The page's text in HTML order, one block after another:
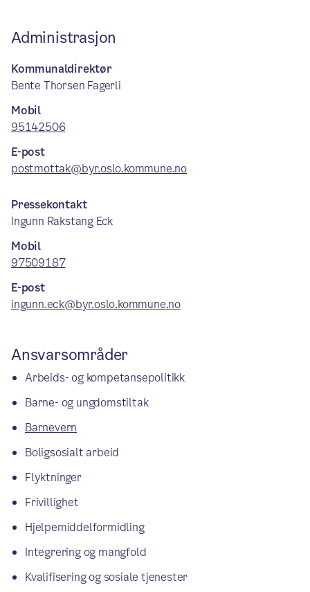
Administrasjon
Kommunaldirektør
Bente Thorsen Fagerli
Mobil
95142506
E-post
postmottak@byr.oslo.kommune.no
Pressekontakt
Ingunn Rakstang Eck
Mobil
97509187
E-post
ingunn.eck@byr.oslo.kommune.no
Ansvarsområder
Arbeids- og kompetansepolitikk
Barne- og ungdomstiltak
Barnevern
Boligsosialt arbeid
Flyktninger
Frivillighet
Hjelpemiddelformidling
Integrering og mangfold
Kvalifisering og sosiale tjenester